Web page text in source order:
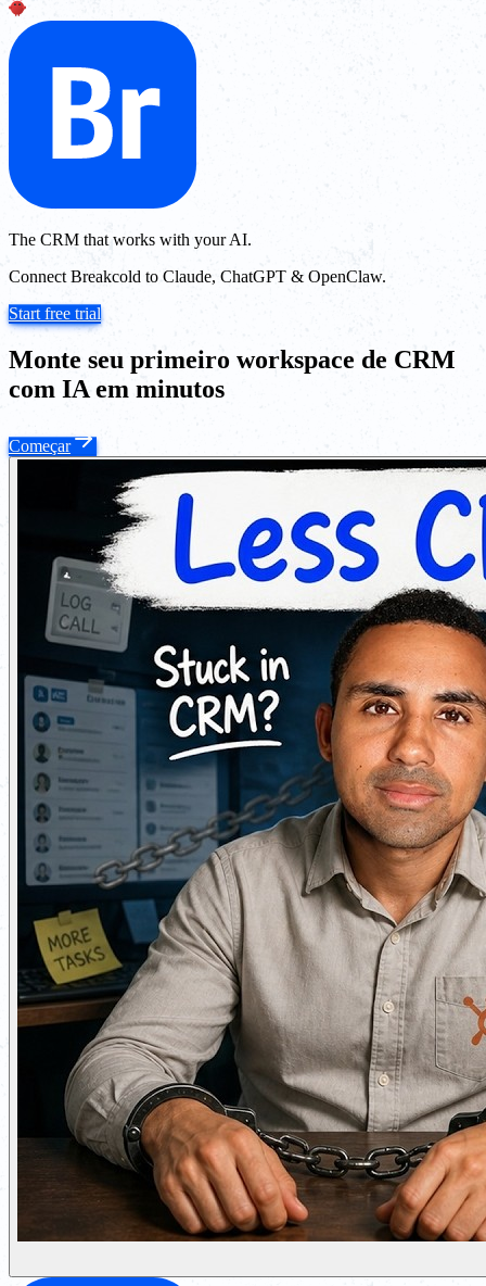
The CRM that works with your AI.
Connect Breakcold to Claude, ChatGPT & OpenClaw.
Start free trial
Monte seu primeiro workspace de CRM
com IA em minutos
Começar